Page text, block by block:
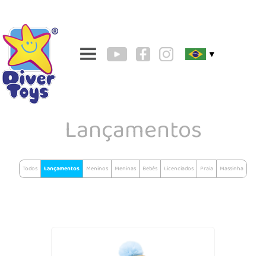
▼
Lançamentos
Todos Lançamentos Meninos Meninas Bebês Licenciados Praia Massinha